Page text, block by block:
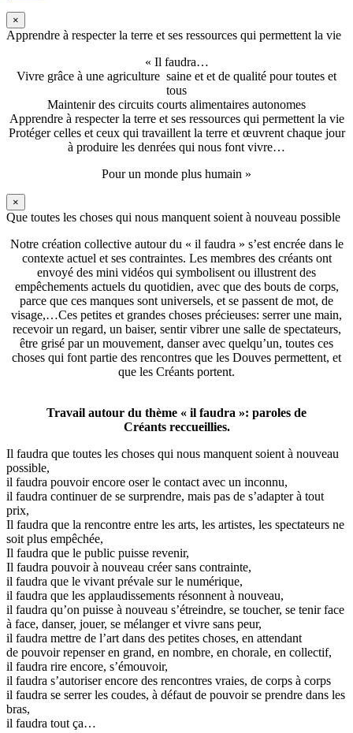
×
Apprendre à respecter la terre et ses ressources qui permettent la vie
« Il faudra…
Vivre grâce à une agriculture saine et et de qualité pour toutes et
tous
Maintenir des circuits courts alimentaires autonomes
Apprendre à respecter la terre et ses ressources qui permettent la vie
Protéger celles et ceux qui travaillent la terre et œuvrent chaque jour
à produire les denrées qui nous font vivre…
Pour un monde plus humain »
×
Que toutes les choses qui nous manquent soient à nouveau possible
Notre création collective autour du « il faudra » s’est encrée dans le
contexte actuel et ses contraintes. Les membres des créants ont
envoyé des mini vidéos qui symbolisent ou illustrent des
empêchements actuels du quotidien, avec que des bouts de corps,
parce que ces manques sont universels, et se passent de mot, de
visage,…Ces petites et grandes choses précieuses: serrer une main,
recevoir un regard, un baiser, sentir vibrer une salle de spectateurs,
être grisé par un mouvement, danser avec quelqu’un, toutes ces
choses qui font partie des rencontres que les Douves permettent, et
que les Créants portent.
Travail autour du thème « il faudra »: paroles de
Créants reccueillies.
Il faudra que toutes les choses qui nous manquent soient à nouveau
possible,
il faudra pouvoir encore oser le contact avec un inconnu,
il faudra continuer de se surprendre, mais pas de s’adapter à tout
prix,
Il faudra que la rencontre entre les arts, les artistes, les spectateurs ne
soit plus empêchée,
Il faudra que le public puisse revenir,
Il faudra pouvoir à nouveau créer sans contrainte,
il faudra que le vivant prévale sur le numérique,
il faudra que les applaudissements résonnent à nouveau,
il faudra qu’on puisse à nouveau s’étreindre, se toucher, se tenir face
à face, danser, jouer, se mélanger et vivre sans peur,
il faudra mettre de l’art dans des petites choses, en attendant
de pouvoir repenser en grand, en nombre, en chorale, en collectif,
il faudra rire encore, s’émouvoir,
il faudra s’autoriser encore des rencontres vraies, de corps à corps
il faudra se serrer les coudes, à défaut de pouvoir se prendre dans les
bras,
il faudra tout ça…